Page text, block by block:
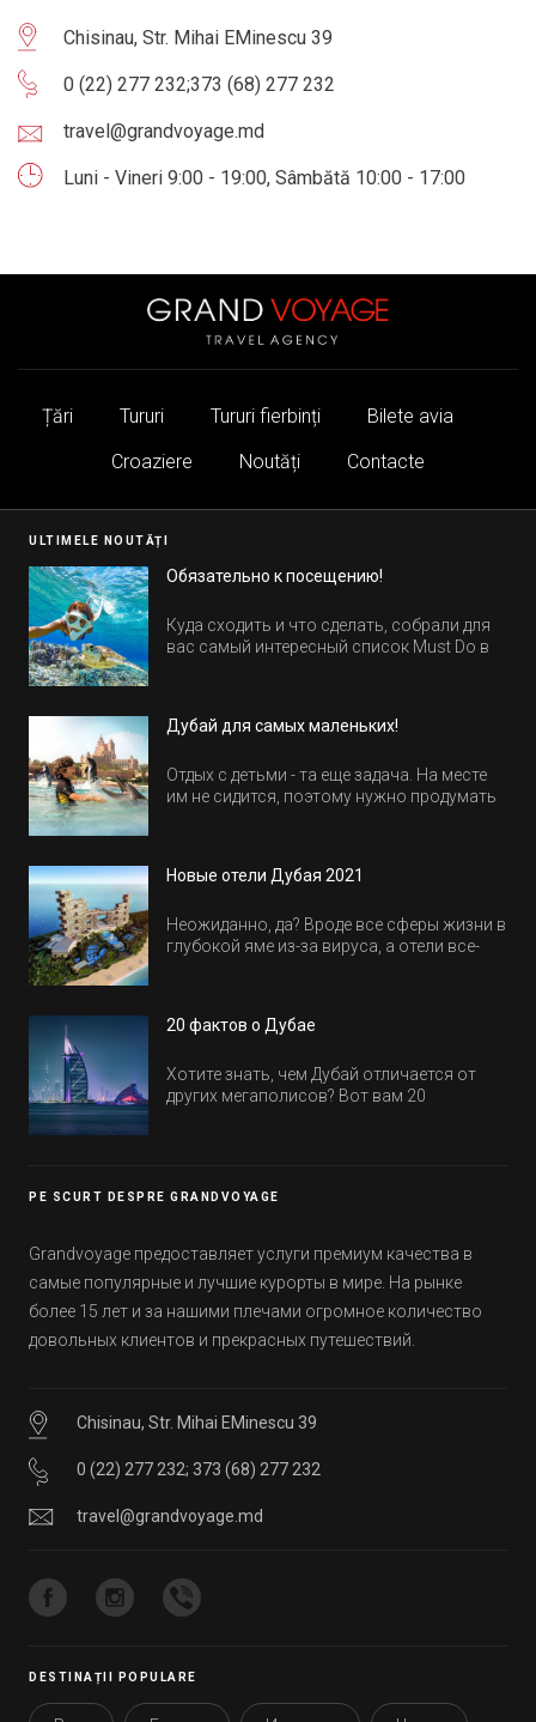
Chisinau, Str. Mihai EMinescu 39
0 (22) 277 232;373 (68) 277 232
travel@grandvoyage.md
Luni - Vineri 9:00 - 19:00, Sâmbătă 10:00 - 17:00
Țări Tururi Tururi fierbinți
Bilete avia
Croaziere
Noutăți Contacte
ULTIMELE NOUTĂȚI
Обязательно к посещению!
Куда сходить и что сделать, собрали для
вас самый интересный список Must Do в
Дубай для самых маленьких!
Отдых с детьми - та еще задача. На месте
им не сидится, поэтому нужно продумать
Новые отели Дубая 2021
Неожиданно, да? Вроде все сферы жизни в
глубокой яме из-за вируса, а отели все-
обычно на первые заезды дают промо-
20 фактов о Дубае
Хотите знать, чем Дубай отличается от
других мегаполисов? Вот вам 20
PE SCURT DESPRE GRANDVOYAGE
Grandvoyage предоставляет услуги премиум качества в
самые популярные и лучшие курорты в мире. На рынке
более 15 лет и за нашими плечами огромное количество
довольных клиентов и прекрасных путешествий.
Chisinau, Str. Mihai EMinescu 39
0 (22) 277 232; 373 (68) 277 232
travel@grandvoyage.md
DESTINAȚII POPULARE